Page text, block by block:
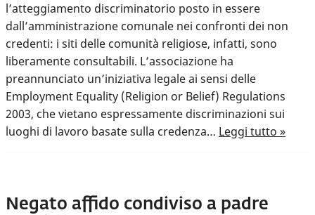
l’atteggiamento discriminatorio posto in essere
dall’amministrazione comunale nei confronti dei non
credenti: i siti delle comunità religiose, infatti, sono
liberamente consultabili. L’associazione ha
preannunciato un’iniziativa legale ai sensi delle
Employment Equality (Religion or Belief) Regulations
2003, che vietano espressamente discriminazioni sui
luoghi di lavoro basate sulla credenza… Leggi tutto »
Negato affido condiviso a padre